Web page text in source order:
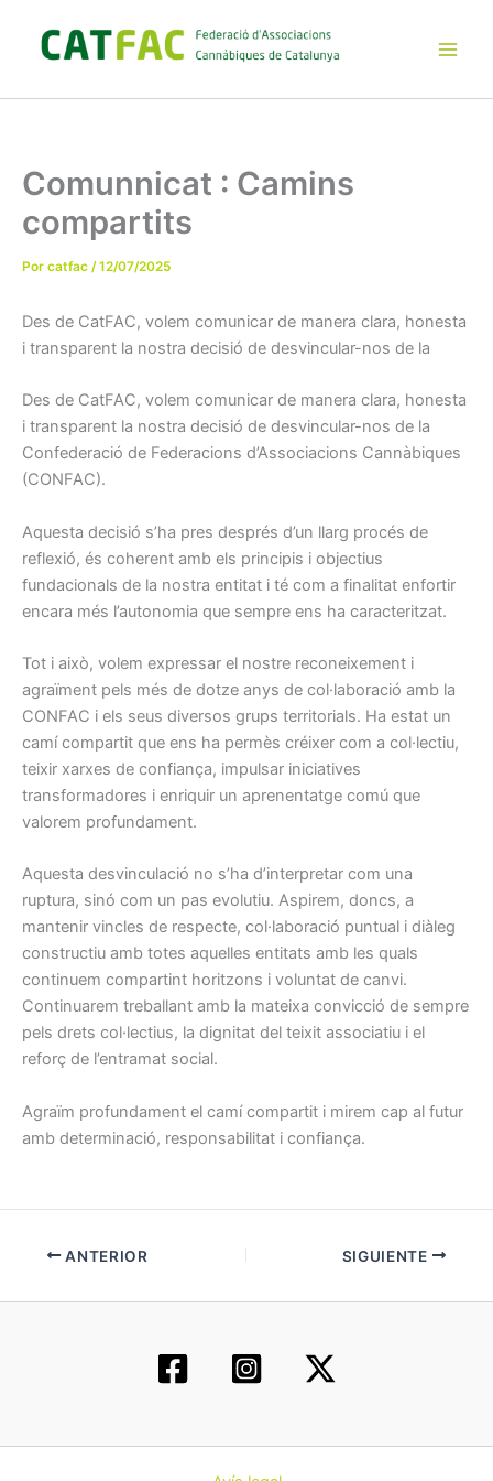
contenido
Comunnicat : Camins
compartits
Por catfac /12/07/2025
Des de CatFAC, volem comunicar de manera clara, honesta
i transparent la nostra decisió de desvincular-nos de la
Des de CatFAC, volem comunicar de manera clara, honesta
i transparent la nostra decisió de desvincular-nos de la
Confederació de Federacions d’Associacions Cannàbiques
(CONFAC).
Aquesta decisió s’ha pres després d’un llarg procés de
reflexió, és coherent amb els principis i objectius
fundacionals de la nostra entitat i té com a finalitat enfortir
encara més l’autonomia que sempre ens ha caracteritzat.
Tot i això, volem expressar el nostre reconeixement i
agraïment pels més de dotze anys de col·laboració amb la
CONFAC i els seus diversos grups territorials. Ha estat un
camí compartit que ens ha permès créixer com a col·lectiu,
teixir xarxes de confiança, impulsar iniciatives
transformadores i enriquir un aprenentatge comú que
valorem profundament.
Aquesta desvinculació no s’ha d’interpretar com una
ruptura, sinó com un pas evolutiu. Aspirem, doncs, a
mantenir vincles de respecte, col·laboració puntual i diàleg
constructiu amb totes aquelles entitats amb les quals
continuem compartint horitzons i voluntat de canvi.
Continuarem treballant amb la mateixa convicció de sempre
pels drets col·lectius, la dignitat del teixit associatiu i el
reforç de l’entramat social.
Agraïm profundament el camí compartit i mirem cap al futur
amb determinació, responsabilitat i confiança.
ANTERIOR SIGUIENTE